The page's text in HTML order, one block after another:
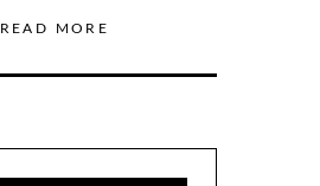
READ MORE